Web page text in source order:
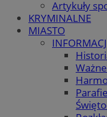
Artykuły
KRYMINALNE
MIASTO